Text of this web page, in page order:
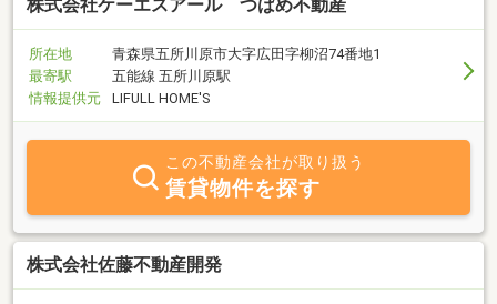
株式会社ケーエスアール つばめ不動産
所在地
青森県五所川原市大字広田字柳沼74番地1
最寄駅
五能線 五所川原駅
情報提供元
LIFULL HOME'S
この不動産会社が取り扱う
賃貸物件を探す
株式会社佐藤不動産開発